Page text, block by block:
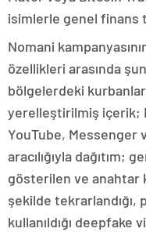
isimlerle genel finans
Nomani
özellikleri arasında
bölgelerdeki
yerelleştirilmiş içerik;
YouTube, Messenger
aracılığıyla dağıtım;
gösterilen ve anahtar
şekilde
kullanıldığı deepfake